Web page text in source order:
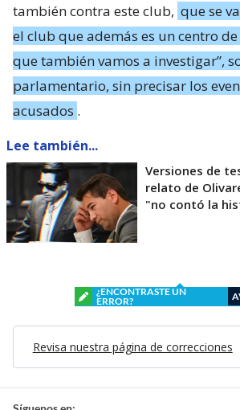
también contra este club, que se
el club que además es un centro
que también vamos a investigar”,
parlamentario, sin precisar los
acusados .
Lee también...
Versiones de
relato de
"no contó la
¿ENCONTRASTE UN
ERROR?
Revisa nuestra página de correcciones